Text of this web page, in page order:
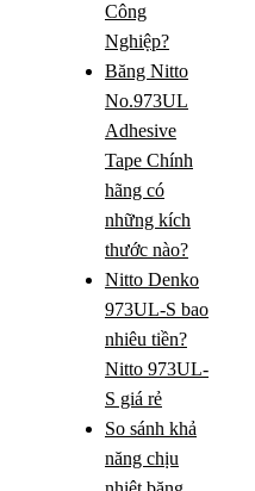
Công
Nghiệp?
Băng Nitto
No.973UL
Adhesive
Tape Chính
hãng có
những kích
thước nào?
Nitto Denko
973UL-S bao
nhiêu tiền?
Nitto 973UL-
S giá rẻ
So sánh khả
năng chịu